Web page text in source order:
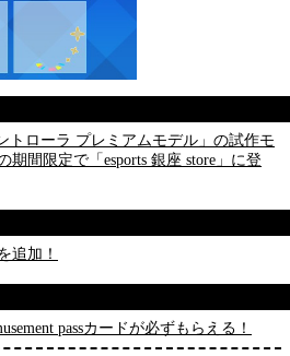
トローラ プレミアムモデル」の試作モ
期間限定で「esports 銀座 store」に登
追加！
passカードが必ずもらえる！